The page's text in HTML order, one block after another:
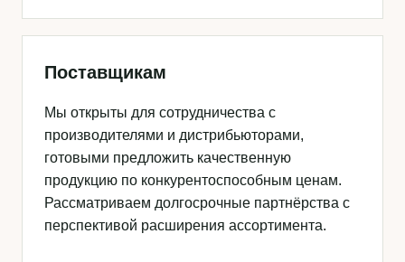
Поставщикам
Мы открыты для сотрудничества с
производителями и дистрибьюторами,
готовыми предложить качественную
продукцию по конкурентоспособным ценам.
Рассматриваем долгосрочные партнёрства с
перспективой расширения ассортимента.